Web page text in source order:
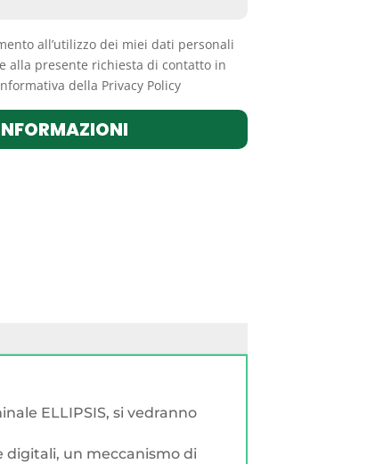
all’utilizzo dei miei dati personali
alla presente richiesta di contatto in
della Privacy Policy
ELLIPSIS, si vedranno
digitali, un meccanismo di